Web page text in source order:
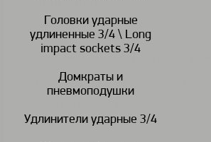
Головки ударные
удлиненные 3/4 \ Long
impact sockets 3/4
Домкраты и
пневмоподушки
Удлинители ударные 3/4
Съемник гидравлический
и комплектом гидравлических